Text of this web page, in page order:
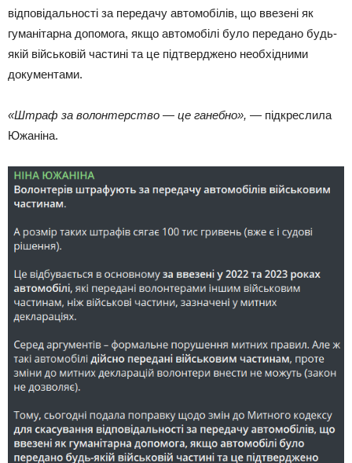
відповідальності за передачу автомобілів, що ввезені як
гуманітарна допомога, якщо автомобілі було передано будь-
якій військовій частині та це підтверджено необхідними
документами.
«Штраф за волонтерство — це ганебно», — підкреслила
Южаніна.